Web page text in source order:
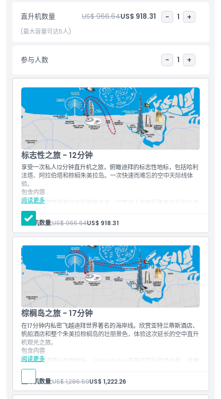
索新的迪拜水道、大JW万豪酒店及迪拜市中心和商务湾的其他摩天
大楼。随着游览继续，你将被朱美拉海岸线的壮丽景色、著名的拉希
需要了解的事项
位置
取消政策
直升机数量 US$ 966.64US$ 918.31 - 1 +
(最大容量可达5人)
参与人数 - 1 +
标志性之旅 - 12分钟
享受一次私人12分钟直升机之旅，俯瞰迪拜的标志性地标，包括哈利
法塔、阿拉伯塔和棕榈朱美拉岛。一次快速而难忘的空中天际线体
验。
阅读更多
包含内容
从迪拜警察学院直升机起降场出发，欣赏迷人的棕榈朱美拉岛和标志
性的阿拉伯塔建筑。随着您的空中之旅继续，飞越令人惊叹的迪拜海
滩和世界群岛。欣赏世界最高建筑哈利法塔这座惊人的建筑杰作、迪
拜运河以及商务湾中的其他艺术化摩天大楼景观。带着难忘的迪拜回
忆返回。
阿拉伯塔
棕榈朱美拉岛
朱美拉海岸线
哈利法塔
戈多芬
商务湾
迪拜运河
直升机数量:US$ 966.64US$ 918.31
棕榈岛之旅 - 17分钟
在17分钟内私密飞越迪拜世界著名的海岸线。欣赏亚特兰蒂斯酒店、
帆船酒店和整个朱美拉棕榈岛的壮丽景色，体验这次延长的空中直升
机观光之旅。
阅读更多
包含内容
空中俯瞰迪拜标志性地标，从Helidubai朱美拉直升机场出发，目睹
棕榈岛朱美拉、帆船酒店和世界群岛的惊人景观。近距离观察一些创
纪录建筑，如最高建筑哈利法塔和最高酒店JW万豪酒店。随着游览
的继续，被朱美拉海岸线、著名的拉希德港以及阿联酋最大的国旗所
震撼。
直升机数量:US$ 1,286.59US$ 1,222.26